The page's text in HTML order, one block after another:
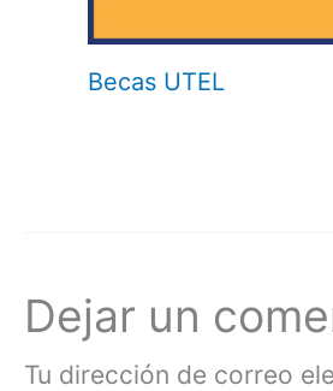
Becas UTEL
Dejar un
Tu dirección de correo